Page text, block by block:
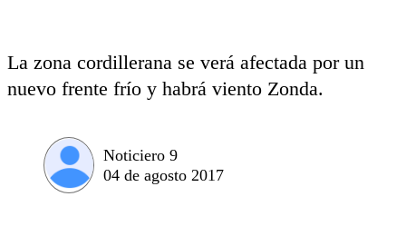
La zona cordillerana se verá afectada por un
nuevo frente frío y habrá viento Zonda.
Noticiero 9
04 de agosto 2017